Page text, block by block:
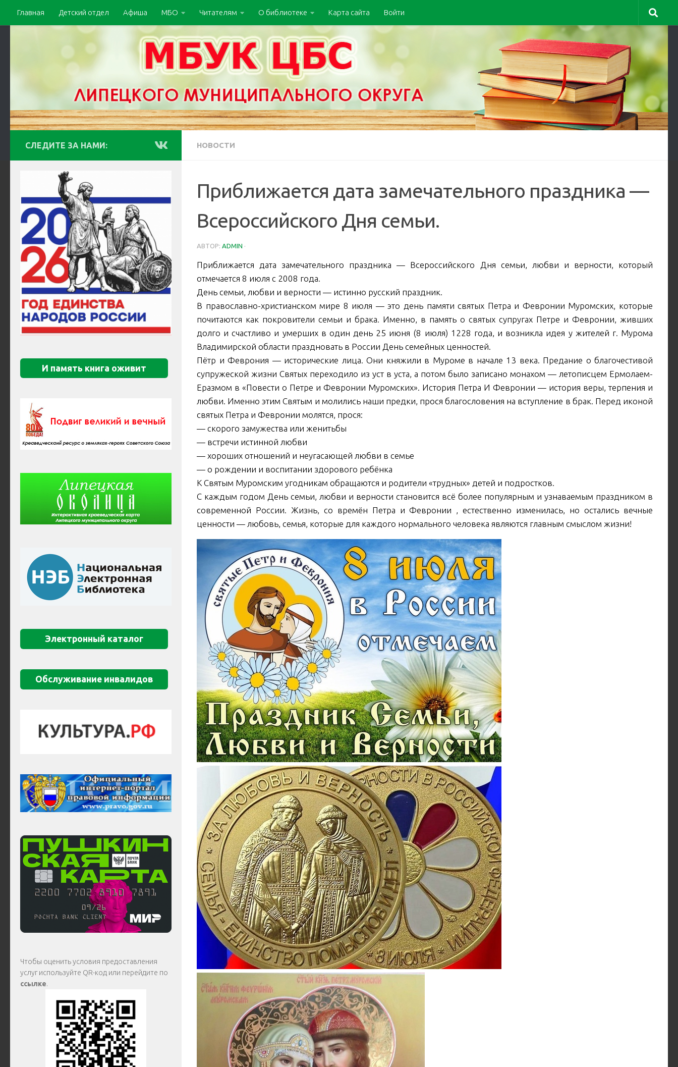
Главная Детский отдел Афиша МБО Читателям О библиотеке Карта сайта Войти
НОВОСТИ
Приближается дата замечательного праздника —
Всероссийского Дня семьи.
АВТОР: ADMIN ·
Приближается дата замечательного праздника — Всероссийского Дня семьи, любви и верности, который
отмечается 8 июля с 2008 года.
День семьи, любви и верности — истинно русский праздник.
В православно-христианском мире 8 июля — это день памяти святых Петра и Февронии Муромских, которые
почитаются как покровители семьи и брака. Именно, в память о святых супругах Петре и Февронии, живших
долго и счастливо и умерших в один день 25 июня (8 июля) 1228 года, и возникла идея у жителей г. Мурома
Владимирской области праздновать в России День семейных ценностей.
Пётр и Феврония — исторические лица. Они княжили в Муроме в начале 13 века. Предание о благочестивой
супружеской жизни Святых переходило из уст в уста, а потом было записано монахом — летописцем Ермолаем-
Еразмом в «Повести о Петре и Февронии Муромских». История Петра И Февронии — история веры, терпения и
любви. Именно этим Святым и молились наши предки, прося благословения на вступление в брак. Перед иконой
святых Петра и Февронии молятся, прося:
— скорого замужества или женитьбы
— встречи истинной любви
— хороших отношений и неугасающей любви в семье
— о рождении и воспитании здорового ребёнка
К Святым Муромским угодникам обращаются и родители «трудных» детей и подростков.
С каждым годом День семьи, любви и верности становится всё более популярным и узнаваемым праздником в
современной России. Жизнь, со времён Петра и Февронии , естественно изменилась, но остались вечные
ценности — любовь, семья, которые для каждого нормального человека являются главным смыслом жизни!
СЛЕДИТЕ ЗА НАМИ:
И память книга оживит
Электронный каталог
Обслуживание инвалидов
Чтобы оценить условия предоставления
услуг используйте QR-код или перейдите по
ссылке.